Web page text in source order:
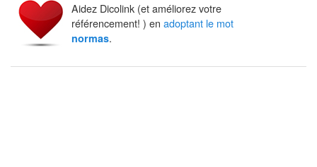
Aidez Dicolink (et améliorez votre
référencement! ) en adoptant le mot
normas.